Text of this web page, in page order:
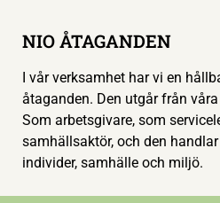
NIO ÅTAGANDEN
I vår verksamhet har vi en
åtaganden. Den utgår från
Som arbetsgivare, som
samhällsaktör, och den
individer, samhälle och miljö.